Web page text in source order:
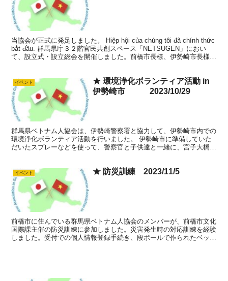
当協会が正式に発足しました。 Hiệp hội của chúng tôi đã chính thức
bắt đầu. 群馬県庁３２階官民共創スペース「NETSUGEN」におい
て、設立式・設立総会を開催しました。前橋市長様、伊勢崎市長様
イベント
★ 環境浄化ボランティア活動 in
伊勢崎市 2023/10/29
群馬県ベトナム人協会は、伊勢崎警察署と協力して、伊勢崎市内での
環境浄化ボランティア活動を行いました。 伊勢崎市に準備していた
だいたスプレーなどを使って、警察官と子供達と一緒に、宮子大橋の
イベント ★ 防災訓練 2023/11/5
前橋市に住んでいる群馬県ベトナム人協会のメンバーが、前橋市文化
国際課主催の防災訓練に参加しました。災害発生時の対応訓練を経験
しました。受付での個人情報登録手続き、段ボールで作られたベッド